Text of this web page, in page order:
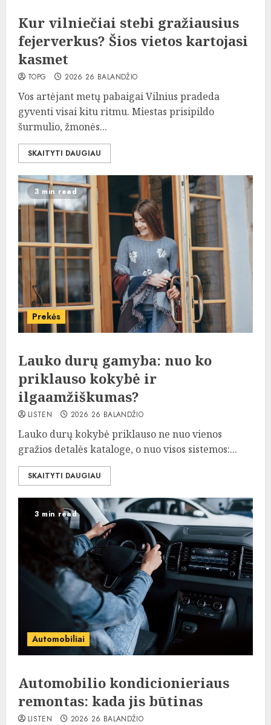
Kur vilniečiai stebi gražiausius
fejerverkus? Šios vietos kartojasi
kasmet
TOPG 2026 26 BALANDŽIO
Vos artėjant metų pabaigai Vilnius pradeda
gyventi visai kitu ritmu. Miestas prisipildo
šurmulio, žmonės...
SKAITYTI DAUGIAU
3 min read
Prekės
Lauko durų gamyba: nuo ko
priklauso kokybė ir
ilgaamžiškumas?
LISTEN 2026 26 BALANDŽIO
Lauko durų kokybė priklauso ne nuo vienos
gražios detalės kataloge, o nuo visos sistemos:...
SKAITYTI DAUGIAU
3 min read
Automobiliai
Automobilio kondicionieriaus
remontas: kada jis būtinas
LISTEN 2026 26 BALANDŽIO